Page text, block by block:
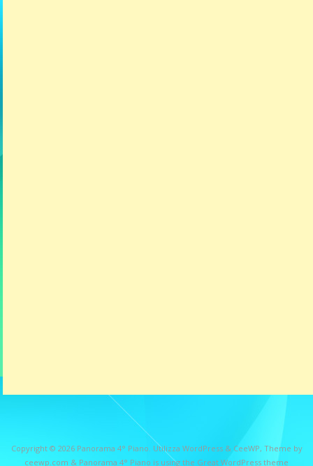
Copyright © 2026 Panorama 4° Piano. Utilizza WordPress& CeeWP, Theme by
ceewp.com & Panorama 4° Piano is using the Great WordPress theme